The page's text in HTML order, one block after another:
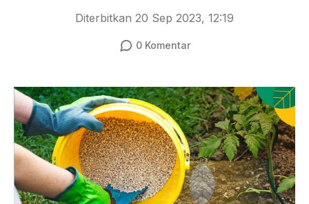
Diterbitkan 20 Sep 2023, 12:19
0Komentar